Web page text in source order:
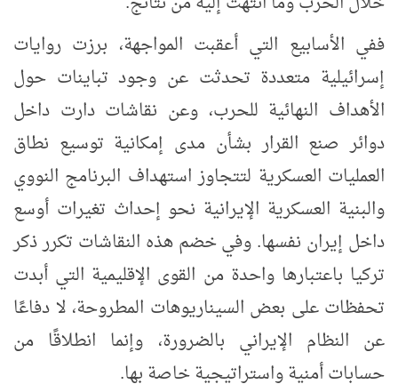
ففي الأسابيع التي أعقبت المواجهة، برزت روايات
إسرائيلية متعددة تحدثت عن وجود تباينات حول
الأهداف النهائية للحرب، وعن نقاشات دارت داخل
دوائر صنع القرار بشأن مدى إمكانية توسيع نطاق
العمليات العسكرية لتتجاوز استهداف البرنامج النووي
والبنية العسكرية الإيرانية نحو إحداث تغيرات أوسع
داخل إيران نفسها. وفي خضم هذه النقاشات تكرر ذكر
تركيا باعتبارها واحدة من القوى الإقليمية التي أبدت
تحفظات على بعض السيناريوهات المطروحة، لا دفاعًا
عن النظام الإيراني بالضرورة، وإنما انطلاقًا من
حسابات أمنية واستراتيجية خاصة بها.